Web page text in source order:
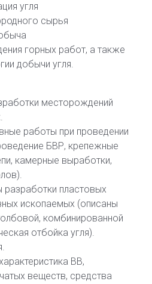
угля
сырья
горных работ, а также
добычи угля.
месторождений
работы при проведении
БВР, крепежные
камерные выработки,
разработки пластовых
ископаемых (описаны
комбинированной
отбойка угля).
ВВ,
веществ, средства